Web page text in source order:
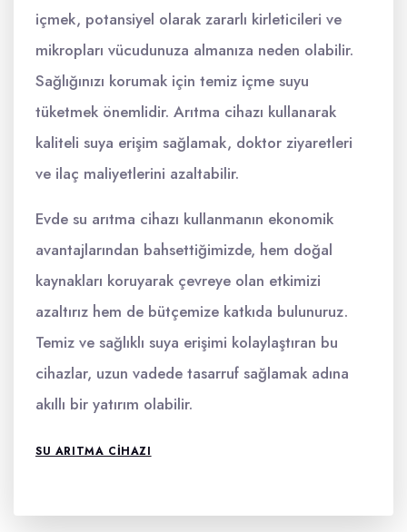
içmek, potansiyel olarak zararlı kirleticileri ve
mikropları vücudunuza almanıza neden olabilir.
Sağlığınızı korumak için temiz içme suyu
tüketmek önemlidir. Arıtma cihazı kullanarak
kaliteli suya erişim sağlamak, doktor ziyaretleri
ve ilaç maliyetlerini azaltabilir.
Evde su arıtma cihazı kullanmanın ekonomik
avantajlarından bahsettiğimizde, hem doğal
kaynakları koruyarak çevreye olan etkimizi
azaltırız hem de bütçemize katkıda bulunuruz.
Temiz ve sağlıklı suya erişimi kolaylaştıran bu
cihazlar, uzun vadede tasarruf sağlamak adına
akıllı bir yatırım olabilir.
SU ARITMA CIHAZI